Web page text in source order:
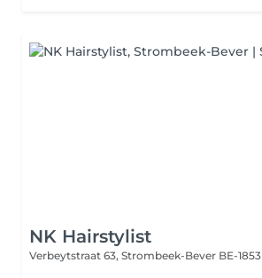
NK Hairstylist
Verbeytstraat 63, Strombeek-Bever BE-1853